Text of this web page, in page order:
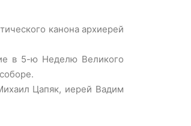
канона архиерей
в 5-ю Неделю Великого
Цапяк, иерей Вадим